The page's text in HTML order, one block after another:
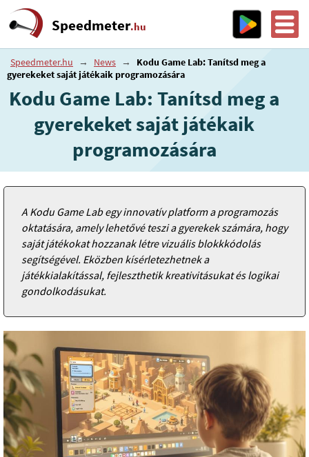
Speedmeter.hu
Speedmeter.hu → News →
Kodu Game Lab: Tanítsd meg a
gyerekeket saját játékaik programozására
Kodu Game Lab: Tanítsd meg a
gyerekeket saját játékaik
programozására
A Kodu Game Lab egy innovatív platform a programozás
oktatására, amely lehetővé teszi a gyerekek számára, hogy
saját játékokat hozzanak létre vizuális blokkkódolás
segítségével. Eközben kísérletezhetnek a
játékkialakítással, fejleszthetik kreativitásukat és logikai
gondolkodásukat.